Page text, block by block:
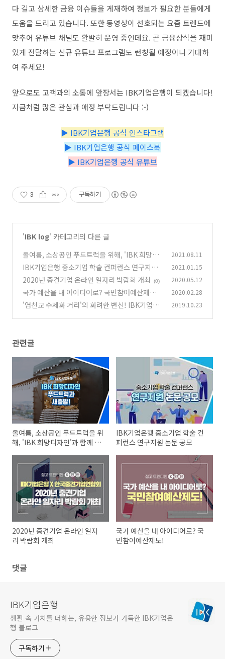
다 길고 상세한 금융 이슈들을 게재하여 정보가 필요한 분들에게
도움을 드리고 있습니다. 또한 동영상이 선호되는 요즘 트렌드에
맞추어 유튜브 채널도 활발히 운영 중인데요. 곧 금융상식을 재미
있게 전달하는 신규 유튜브 프로그램도 런칭될 예정이니 기대하
여 주세요!
앞으로도 고객과의 소통에 앞장서는 IBK기업은행이 되겠습니다!
지금처럼 많은 관심과 애정 부탁드립니다 :-)
▶ IBK기업은행 공식 인스타그램
▶ IBK기업은행 공식 페이스북
▶ IBK기업은행 공식 유튜브
3 구독하기
'IBK log' 카테고리의 다른 글
올여름, 소상공인 푸드트럭을 위해, 'IBK 희망디
자인'과 함께 달려주세요~ (0)
2021.08.11
IBK기업은행 중소기업 학술 컨퍼런스 연구지원
논문 공모
(0)
2021.01.15
2020년 중견기업 온라인 일자리 박람회 개최 (0) 2020.05.12
국가 예산을 내 아이디어로? 국민참여예산제도!
(0)
2020.02.28
'염천교 수제화 거리'의 화려한 변신! IBK기업은
2019.10.23
관련글
올여름, 소상공인 푸드트럭을 위
해, 'IBK 희망디자인'과 함께 달
IBK기업은행 중소기업 학술 컨
퍼런스 연구지원 논문 공모
2020년 중견기업 온라인 일자
리 박람회 개최
국가 예산을 내 아이디어로? 국
민참여예산제도!
댓글
IBK기업은행
생활 속 가치를 더하는, 유용한 정보가 가득한 IBK기업은
행 블로그
구독하기